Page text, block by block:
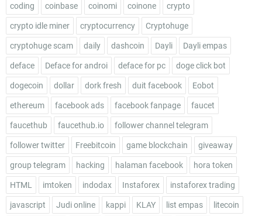
coding coinbase coinomi coinone crypto
crypto idle miner cryptocurrency Cryptohuge
cryptohuge scam daily dashcoin Dayli Dayli empas
deface Deface for androi deface for pc doge click bot
dogecoin dollar dork fresh duit facebook Eobot
ethereum facebook ads facebook fanpage faucet
faucethub faucethub.io follower channel telegram
follower twitter Freebitcoin game blockchain giveaway
group telegram hacking halaman facebook hora token
HTML imtoken indodax Instaforex instaforex trading
javascript Judi online kappi KLAY list empas litecoin